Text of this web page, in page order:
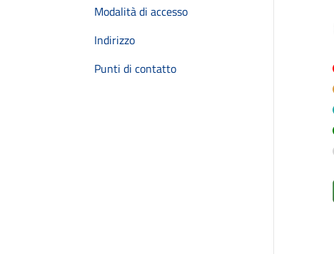
Modalità di accesso
Indirizzo
Punti di contatto